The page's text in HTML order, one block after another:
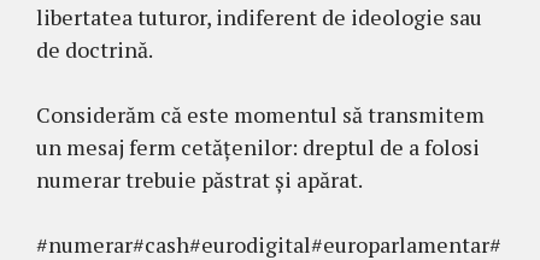
libertatea tuturor, indiferent de ideologie sau
de doctrină.
Considerăm că este momentul să transmitem
un mesaj ferm cetățenilor: dreptul de a folosi
numerar trebuie păstrat și apărat.
#numerar#cash#eurodigital#europarlamentar#